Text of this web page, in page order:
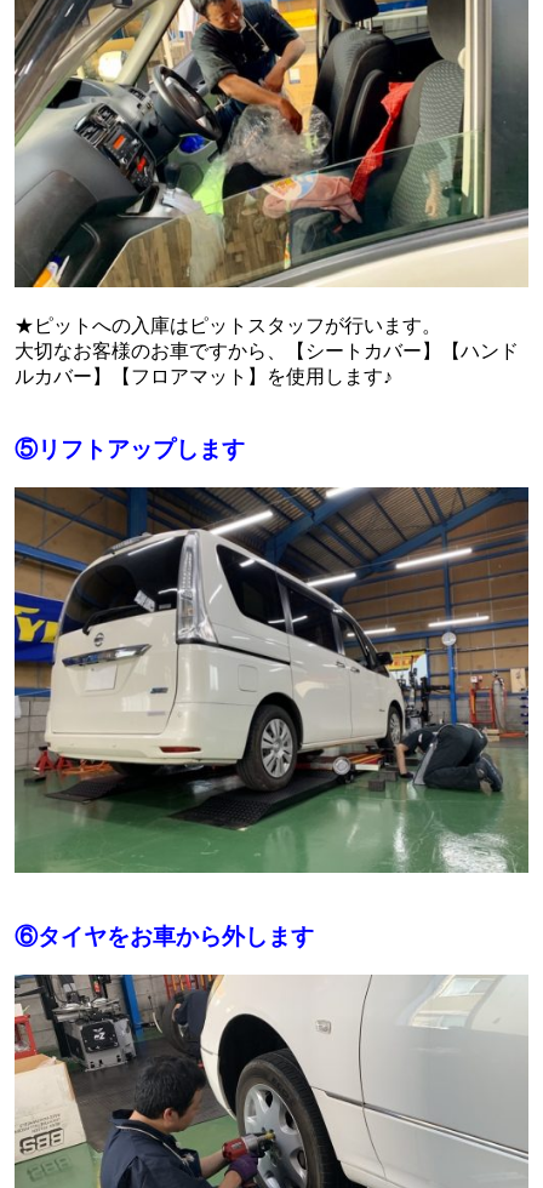
★ピットへの入庫はピットスタッフが行います。
大切なお客様のお車ですから、【シートカバー】【ハンド
ルカバー】【フロアマット】を使用します♪
⑤リフトアップします
⑥タイヤをお車から外します